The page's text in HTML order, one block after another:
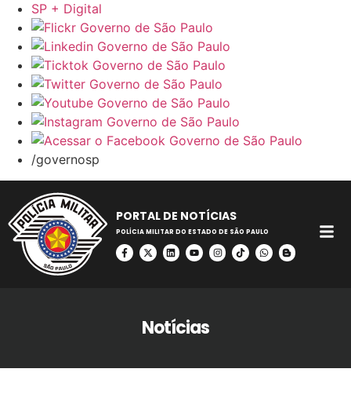
SP + Digital
/governosp
PORTAL DE NOTÍCIAS
POLÍCIA MILITAR DO ESTADO DE SÃO PAULO
Notícias